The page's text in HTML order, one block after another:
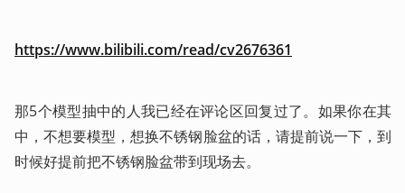
https://www.bilibili.com/read/cv2676361
那5个模型抽中的人我已经在评论区回复过了。如果你在其
中，不想要模型，想换不锈钢脸盆的话，请提前说一下，到
时候好提前把不锈钢脸盆带到现场去。